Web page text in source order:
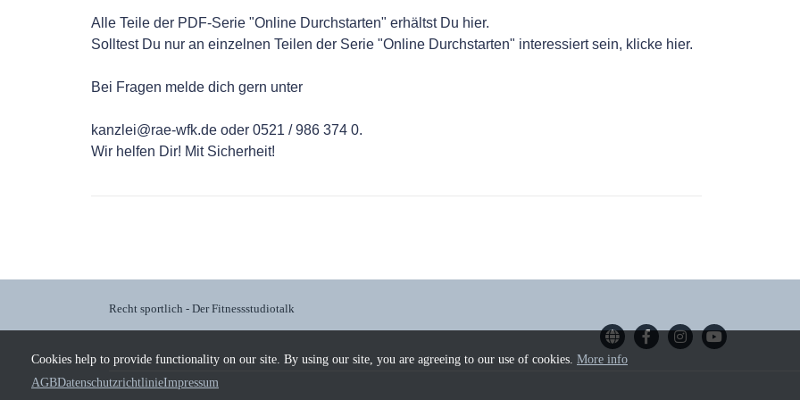
Alle Teile der PDF-Serie "Online Durchstarten" erhältst Du hier.
Solltest Du nur an einzelnen Teilen der Serie "Online Durchstarten" interessiert sein, klicke hier.
Bei Fragen melde dich gern unter
kanzlei@rae-wfk.de oder 0521 / 986 374 0.
Wir helfen Dir! Mit Sicherheit!
Recht sportlich - Der Fitnessstudiotalk
Cookies help to provide functionality on our site. By using our site, you are agreeing to our use of cookies. More info
AGBDatenschutzrichtlinieImpressum